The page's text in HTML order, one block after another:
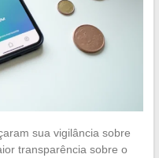
sua vigilância sobre
transparência sobre o